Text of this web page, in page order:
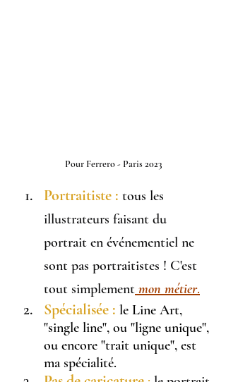
Pour Ferrero - Paris 2023
Portraitiste : tous les
illustrateurs faisant du
portrait en événementiel ne
sont pas portraitistes ! C'est
tout simplement mon métier.
Spécialisée : le Line Art,
"single line", ou "ligne unique",
ou encore "trait unique", est
ma spécialité.